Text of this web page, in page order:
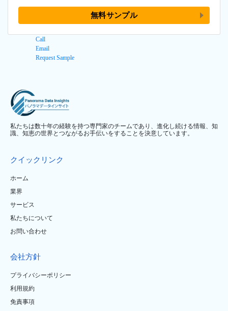
無料サンプル
Call
Email
Request Sample
私たちは数十年の経験を持つ専門家のチームであり、進化し続ける情報、知
識、知恵の世界とつながるお手伝いをすることを決意しています。
クイックリンク
ホーム
業界
サービス
私たちについて
お問い合わせ
会社方針
プライバシーポリシー
利用規約
免責事項